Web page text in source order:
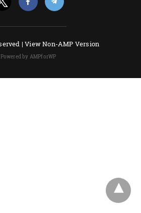
|View Non-AMP Version
Powered by AMPforWP